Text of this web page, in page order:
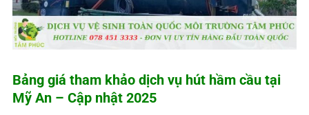
Bảng giá tham khảo dịch vụ hút hầm cầu tại
Mỹ An – Cập nhật 2025